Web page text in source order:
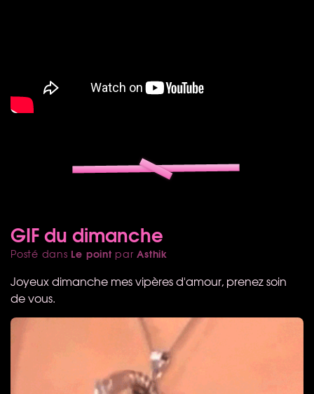
GIF du dimanche
Posté dans Le point parAsthik
Joyeux dimanche mes vipères d'amour, prenez soin
de vous.